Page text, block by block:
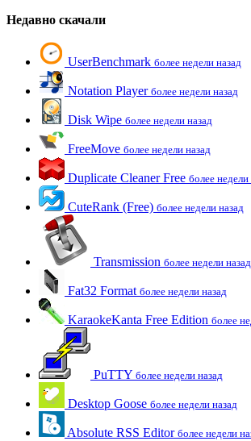
Недавно скачали
UserBenchmark более недели назад
Notation Player более недели назад
Disk Wipe более недели назад
FreeMove более недели назад
Duplicate Cleaner Free более недели
CuteRank (Free) более недели назад
Transmission более недели назад
Fat32 Format более недели назад
KaraokeKanta Free Edition более
PuTTY более недели назад
Desktop Goose более недели назад
Absolute RSS Editor более недели